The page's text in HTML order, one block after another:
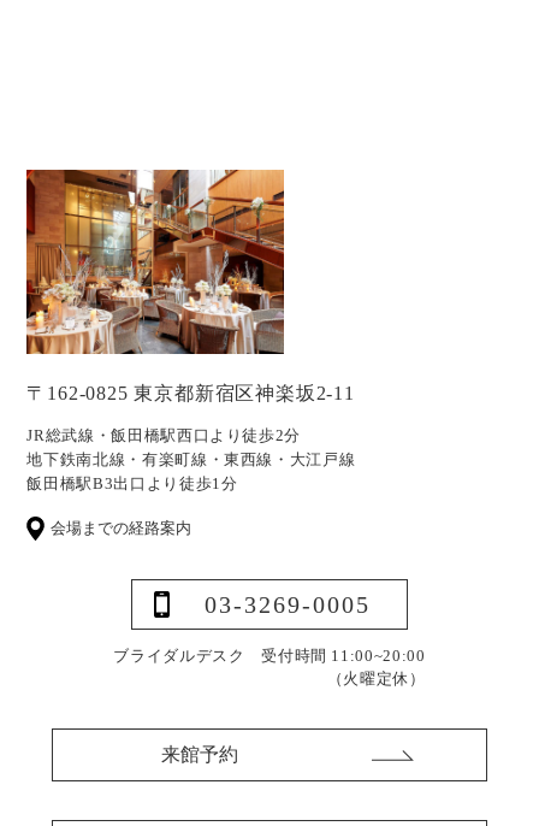
〒162-0825 東京都新宿区神楽坂2-11
JR総武線・飯田橋駅西口より徒歩2分
地下鉄南北線・有楽町線・東西線・大江戸線
飯田橋駅B3出口より徒歩1分
会場までの経路案内
03-3269-0005
ブライダルデスク 受付時間 11:00~20:00
（火曜定休）
来館予約